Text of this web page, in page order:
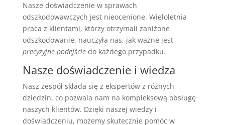
Nasze doświadczenie w sprawach
odszkodowawczych jest nieocenione. Wieloletnia
praca z klientami, którzy otrzymali zaniżone
odszkodowanie, nauczyła nas, jak ważne jest
precyzyjne podejściedo każdego przypadku.
Nasze doświadczenie i wiedza
Nasz zespół składa się z ekspertów z różnych
dziedzin, co pozwala nam na kompleksową obsługę
naszych klientów. Dzięki naszej wiedzy i
doświadczeniu, możemy skutecznie pomóc w